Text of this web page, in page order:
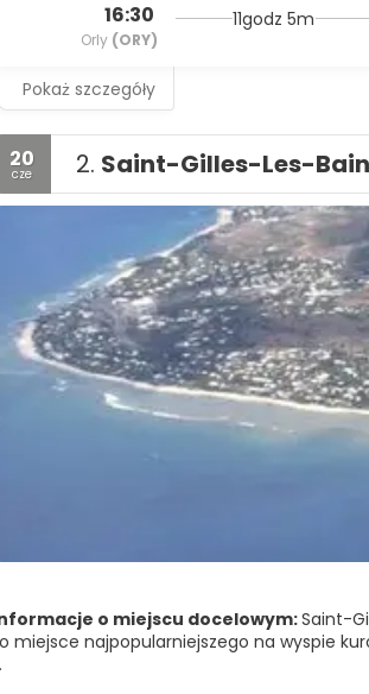
16:30
Orly (ORY)
11godz 5m
Pokaż szczegóły
20
cze 2. Saint-Gilles-Les-
o miejscu docelowym:Saint-
miejsce najpopularniejszego na wyspie